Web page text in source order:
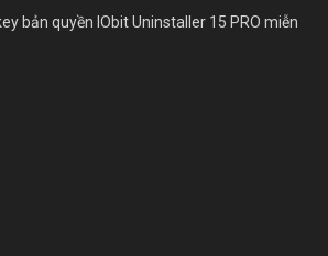
bản quyền IObit Uninstaller 15 PRO miễn